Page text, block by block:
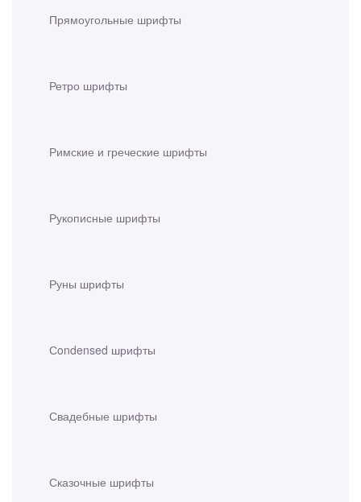
Прямоугольные шрифты
Ретро шрифты
Римские и греческие шрифты
Рукописные шрифты
Руны шрифты
Сondensed шрифты
Свадебные шрифты
Сказочные шрифты